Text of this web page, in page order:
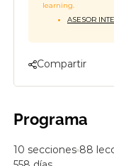
Programa
10 secciones 88
learning.
ASESOR
Compartir